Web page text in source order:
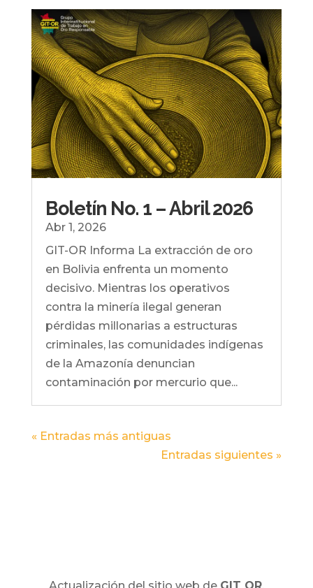
Boletín No. 1 – Abril 2026
Abr 1, 2026
GIT-OR Informa La extracción de oro
en Bolivia enfrenta un momento
decisivo. Mientras los operativos
contra la minería ilegal generan
pérdidas millonarias a estructuras
criminales, las comunidades indígenas
de la Amazonía denuncian
contaminación por mercurio que...
« Entradas más antiguas
Entradas siguientes »